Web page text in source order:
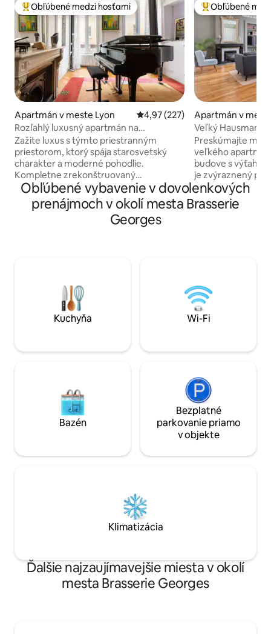
Najobľúbenejšie medzi hosťami
Obľúbené medzi hosťami
Apartmán v meste Lyon Priemerné ohodnotenie 4,97 z
4,97 (227)
Rozľahlý luxusný apartmán na
polostrove
Zažite luxus s týmto priestranným
priestorom, ktorý spája starosvetský
charakter a moderné pohodlie.
Kompletne zrekonštruovaný
interiérovým dizajnérom, má krásne
parketové podlahy, krby a elegantné
dekorácie. Pobyt bol úplne
prepracovaný a aktualizované fotky sa
je naplánované ubytovanie pre viac ako
4 dospelých. Hostia majú prístup k
celému miestu. Môžete ma natrvalo
kontaktovať e-mailom a telefonicky.
Presqu'île, v hypercentre Lyonu, 200
Všetky obchody so zmiešaným tovarom
sú ľahko dostupné. Svoj pobyt si môžete
vychutnať pešo alebo s TCL (Transport
en Commun Lyonnais). Dve stanice
Vélov sú vzdialené menej ako 50 metrov
od rezidencie. Apartmán sa nachádza na
Najobľúbenejšie
Obľúbené
Apartmán v
Veľký
Lyonu
Preskúmajte
veľkého
budove s
je zvýraznený
lištami a krásnou
spať s uzavretou
dvore. Veľmi tichý apartmán sa
v meste, ako je
výhodné, metro
krokov. Stanica metra Cordeliers dve
minúty chôdze,
Obľúbené vybavenie v dovolenkových
prenájmoch v okolí mesta Brasserie
Georges
Kuchyňa Wi-Fi
Bazén
Bezplatné
parkovanie priamo
v objekte
Klimatizácia
Ďalšie najzaujímavejšie miesta v okolí
mesta Brasserie Georges